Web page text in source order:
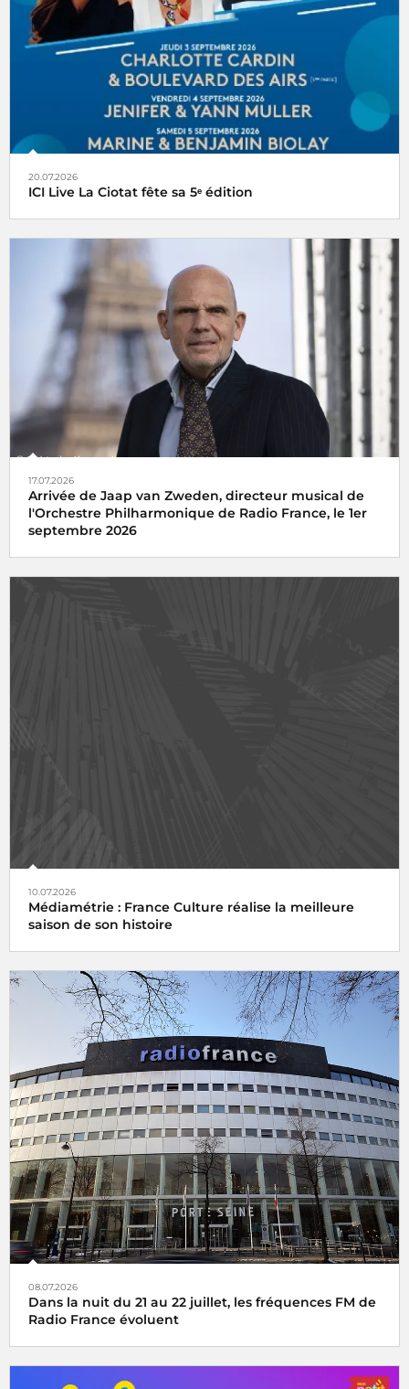
20.07.2026
ICI Live La Ciotat fête sa 5ᵉ édition
17.07.2026
Arrivée de Jaap van Zweden, directeur musical de
l'Orchestre Philharmonique de Radio France, le 1er
septembre 2026
10.07.2026
Médiamétrie : France Culture réalise la meilleure
saison de son histoire
08.07.2026
Dans la nuit du 21 au 22 juillet, les fréquences FM de
Radio France évoluent